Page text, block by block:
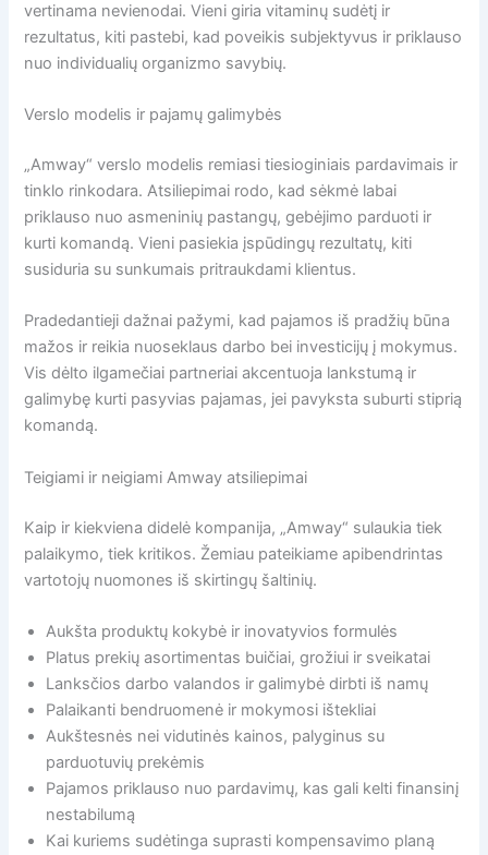
vertinama nevienodai. Vieni giria vitaminų sudėtį ir
rezultatus, kiti pastebi, kad poveikis subjektyvus ir priklauso
nuo individualių organizmo savybių.
Verslo modelis ir pajamų galimybės
„Amway“ verslo modelis remiasi tiesioginiais pardavimais ir
tinklo rinkodara. Atsiliepimai rodo, kad sėkmė labai
priklauso nuo asmeninių pastangų, gebėjimo parduoti ir
kurti komandą. Vieni pasiekia įspūdingų rezultatų, kiti
susiduria su sunkumais pritraukdami klientus.
Pradedantieji dažnai pažymi, kad pajamos iš pradžių būna
mažos ir reikia nuoseklaus darbo bei investicijų į mokymus.
Vis dėlto ilgamečiai partneriai akcentuoja lankstumą ir
galimybę kurti pasyvias pajamas, jei pavyksta suburti stiprią
komandą.
Teigiami ir neigiami Amway atsiliepimai
Kaip ir kiekviena didelė kompanija, „Amway“ sulaukia tiek
palaikymo, tiek kritikos. Žemiau pateikiame apibendrintas
vartotojų nuomones iš skirtingų šaltinių.
Aukšta produktų kokybė ir inovatyvios formulės
Platus prekių asortimentas buičiai, grožiui ir sveikatai
Lanksčios darbo valandos ir galimybė dirbti iš namų
Palaikanti bendruomenė ir mokymosi ištekliai
Aukštesnės nei vidutinės kainos, palyginus su
parduotuvių prekėmis
Pajamos priklauso nuo pardavimų, kas gali kelti finansinį
nestabilumą
Kai kuriems sudėtinga suprasti kompensavimo planą